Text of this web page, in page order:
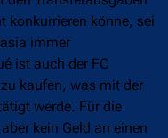
konkurrieren könne, sei
immer
ist auch der FC
kaufen, was mit der
werde. Für die
kein Geld an einen